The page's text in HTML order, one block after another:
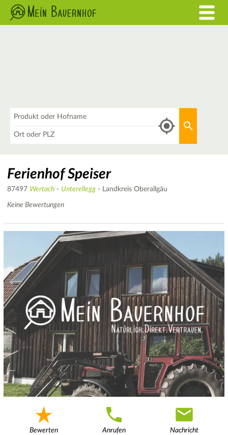
Ferienhof Speiser
87497 Wertach - Unterellegg - Landkreis Oberallgäu
Keine Bewertungen
Bewerten Anrufen Nachricht